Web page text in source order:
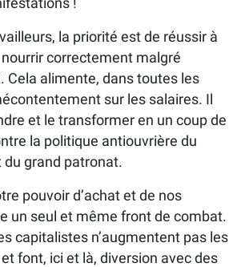
la priorité est de réussir à
correctement malgré
Cela alimente, dans toutes les
sur les salaires. Il
et le transformer en un coup de
la politique antiouvrière du
grand patronat.
pouvoir d’achat et de nos
un seul et même front de combat.
capitalistes n’augmentent pas les
font, ici et là, diversion avec des